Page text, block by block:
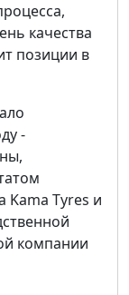
качества
позиции в
-
Kama Tyres и
компании